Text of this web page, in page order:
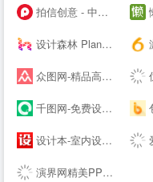
拍信创意 - 中国领先的创意内容素材平台 素材网 素材库 高清图片视频源文件下载 懒
设计森林 PlanForest - 收集、整理、分享全球优质的设计素材资源 游
众图网-精品高清设计图库-提供商用图片素材下载
千图网-免费设计图片素材网站-正版图库免费设计素材中国 包
设计本-室内设计师网_室内设计联盟_装修设计公司大全
演界网精美PPT模板会员免费下载_矢量图片素材多品类模板服务平台